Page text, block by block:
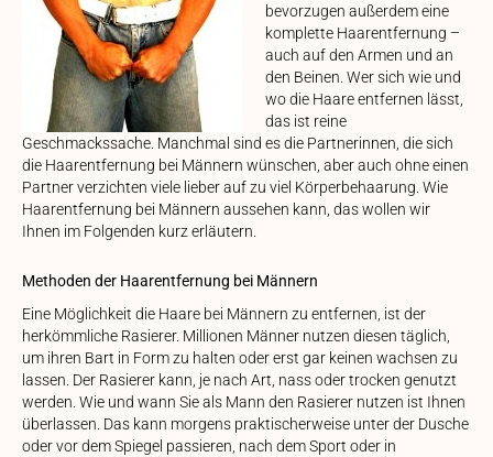
bevorzugen außerdem eine
komplette Haarentfernung –
auch auf den Armen und an
den Beinen. Wer sich wie und
wo die Haare entfernen lässt,
das ist reine
Geschmackssache. Manchmal sind es die Partnerinnen, die sich
die Haarentfernung bei Männern wünschen, aber auch ohne einen
Partner verzichten viele lieber auf zu viel Körperbehaarung. Wie
Haarentfernung bei Männern aussehen kann, das wollen wir
Ihnen im Folgenden kurz erläutern.
Methoden der Haarentfernung bei Männern
Eine Möglichkeit die Haare bei Männern zu entfernen, ist der
herkömmliche Rasierer. Millionen Männer nutzen diesen täglich,
um ihren Bart in Form zu halten oder erst gar keinen wachsen zu
lassen. Der Rasierer kann, je nach Art, nass oder trocken genutzt
werden. Wie und wann Sie als Mann den Rasierer nutzen ist Ihnen
überlassen. Das kann morgens praktischerweise unter der Dusche
oder vor dem Spiegel passieren, nach dem Sport oder in